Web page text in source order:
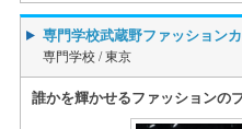
専門学校武蔵野ファッション
専門学校 /東京
誰かを輝かせるファッションの